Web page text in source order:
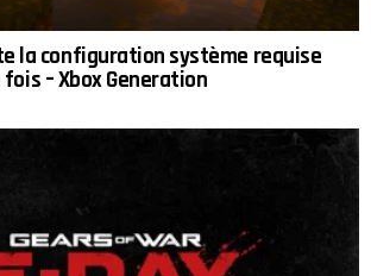
la configuration système requise
– Xbox Generation